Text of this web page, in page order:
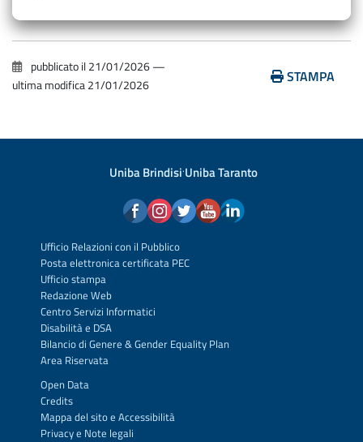
pubblicato il21/01/2026—
ultima modifica21/01/2026 STAMPA
Uniba Brindisi·Uniba Taranto
Ufficio Relazioni con il Pubblico
Posta elettronica certificata PEC
Ufficio stampa
Redazione Web
Centro Servizi Informatici
Disabilità e DSA
Bilancio di Genere & Gender Equality Plan
Area Riservata
Open Data
Credits
Mappa del sitoe Accessibilità
Privacye Note legali